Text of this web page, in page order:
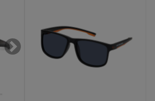
Next
Polarized
Sunglasses